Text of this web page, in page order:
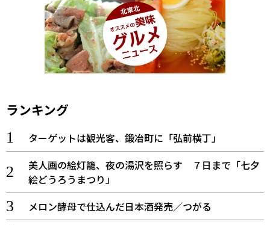
ランキング
ターゲットは観光客、鍛冶町に「弘前横丁」
美人画の絵灯籠、夜の湯沢を照らす ７日まで「七夕
絵どうろうまつり」
メロン酵母で仕込んだ日本酒発売／つがる